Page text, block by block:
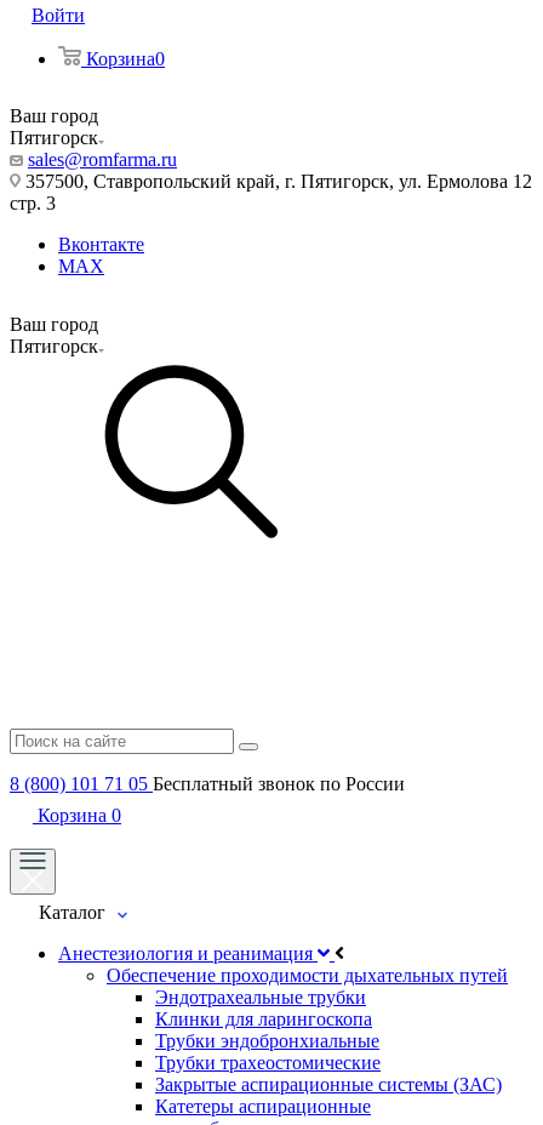
Войти
Корзина0
Ваш город
Пятигорск
sales@romfarma.ru
357500, Ставропольский край, г. Пятигорск, ул. Ермолова 12
стр. 3
Вконтакте
MAX
Ваш город
Пятигорск
8 (800) 101 71 05 Бесплатный звонок по России
Корзина 0
Каталог
Анестезиология и реанимация
Обеспечение проходимости дыхательных путей
Эндотрахеальные трубки
Клинки для ларингоскопа
Трубки эндобронхиальные
Трубки трахеостомические
Закрытые аспирационные системы (ЗАС)
Катетеры аспирационные